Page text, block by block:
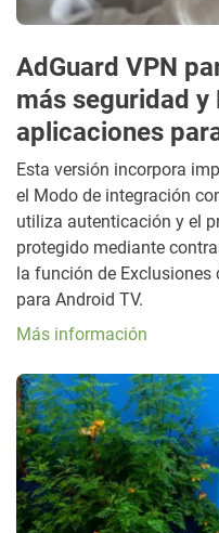
AdGuard VPN
más seguridad y
aplicaciones
Esta versión incorpora
el Modo de integración
utiliza autenticación y el
protegido mediante
la función de Exclusiones
para Android TV.
Más información